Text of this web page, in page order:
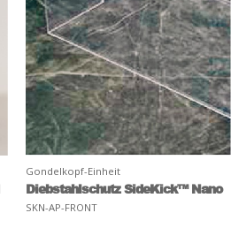
Gondelkopf-Einheit
Diebstahlschutz SideKick™ Nano
SKN-AP-FRONT